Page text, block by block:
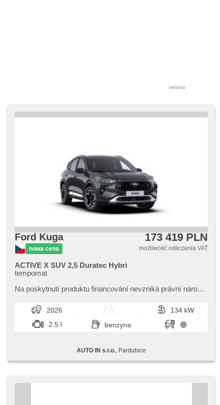
reklama
Ford Kuga
nowa cena
173 419 PLN
możliwość odliczenia VAT
ACTIVE X SUV 2,5 Duratec Hybri
tempomat
Na poskytnutí produktu financování nevzniká právní nárok,​
individuálních potře...
2026
134 kW
2.5 l
benzyna
AUTO IN s.r.o. , Pardubice